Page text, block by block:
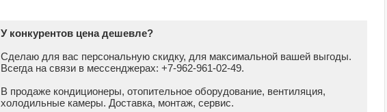
У конкурентов цена дешевле?
Сделаю для вас персональную скидку, для максимальной вашей выгоды.
Всегда на связи в мессенджерах: +7-962-961-02-49.
В продаже кондиционеры, отопительное оборудование, вентиляция,
холодильные камеры. Доставка, монтаж, сервис.